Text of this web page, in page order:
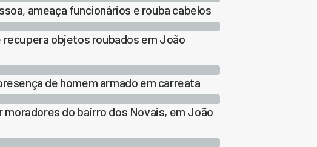
ameaça funcionários e rouba cabelos
objetos roubados em João
de homem armado em carreata
do bairro dos Novais, em João